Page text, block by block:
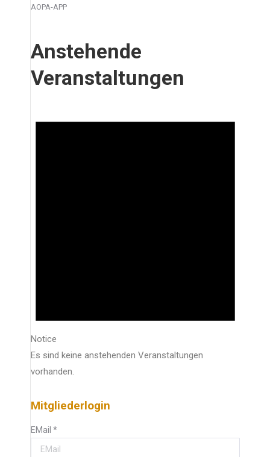
AOPA-APP
Anstehende
Veranstaltungen
Notice
Es sind keine anstehenden Veranstaltungen
vorhanden.
Mitgliederlogin
EMail *